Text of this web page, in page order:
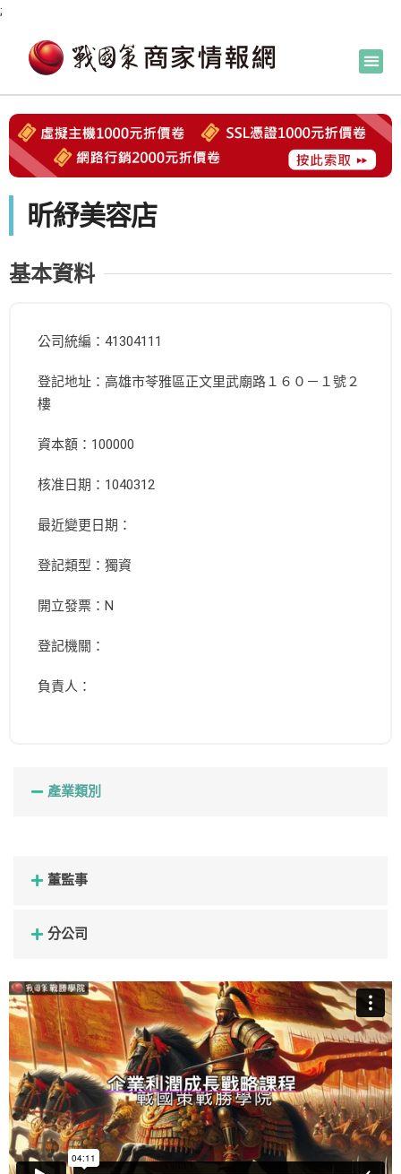
;
昕紓美容店
基本資料
公司統編：41304111
登記地址：高雄市苓雅區正文里武廟路１６０－１號２
樓
資本額：100000
核准日期：1040312
最近變更日期：
登記類型：獨資
開立發票：N
登記機關：
負責人：
產業類別
董監事
分公司